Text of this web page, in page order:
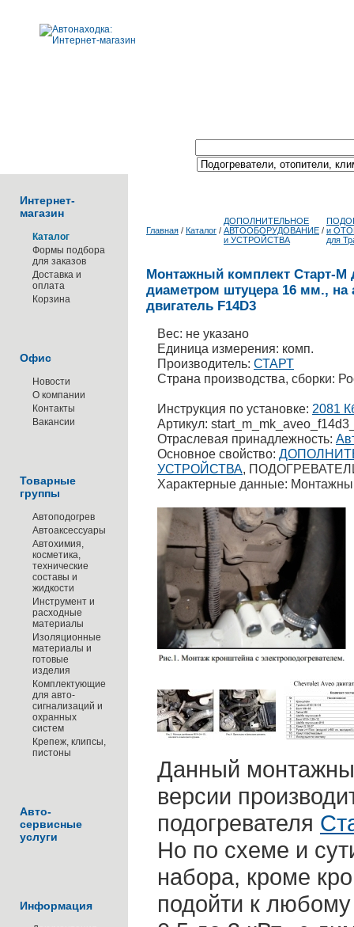
Интернет-
магазин
Каталог
Формы подбора
для заказов
Доставка и
оплата
Корзина
Офис
Новости
О компании
Контакты
Вакансии
Товарные
группы
Автоподогрев
Автоаксессуары
Автохимия,
косметика,
технические
составы и
жидкости
Инструмент и
расходные
материалы
Изоляционные
материалы и
готовые
изделия
Комплектующие
для авто-
сигнализаций и
охранных
систем
Крепеж, клипсы,
пистоны
Авто-
сервисные
услуги
Информация
Главная / Каталог /
ДОПОЛНИТЕЛЬНОЕ
АВТООБОРУДОВАНИЕ
и УСТРОЙСТВА
/ и
для
Монтажный комплект Старт-М
диаметром штуцера 16 мм., на
двигатель F14D3
Вес: не указано
Единица измерения: комп.
Производитель: СТАРТ
Страна производства, сборки:
Инструкция по установке: 2081
Артикул:
Отраслевая принадлежность:
Основное свойство:
УСТРОЙСТВА,
Характерные данные:
Данный
версии
подогревателя
Но по схеме и
набора, кроме
подойти к